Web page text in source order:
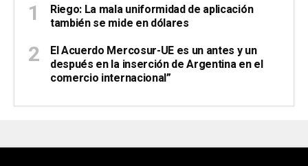
Riego: La mala uniformidad de aplicación
también se mide en dólares
El Acuerdo Mercosur-UE es un antes y un
después en la inserción de Argentina en el
comercio internacional”